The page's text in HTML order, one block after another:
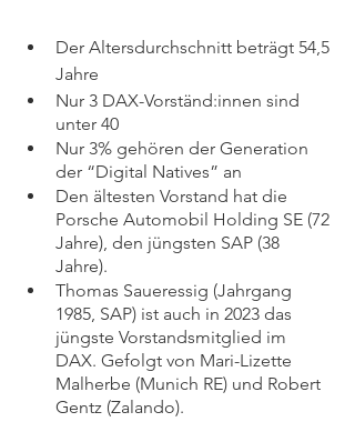
Der Altersdurchschnitt beträgt 54,5
Jahre
Nur 3 DAX-Vorständ:innen sind
unter 40 ️ ️
Nur 3% gehören der Generation
der “Digital Natives” an
Den ältesten Vorstand hat die
Porsche Automobil Holding SE (72
Jahre), den jüngsten SAP (38
Jahre).
Thomas Saueressig (Jahrgang
1985, SAP) ist auch in 2023 das
jüngste Vorstandsmitglied im
DAX. Gefolgt von Mari-Lizette
Malherbe (Munich RE) und Robert
Gentz (Zalando).